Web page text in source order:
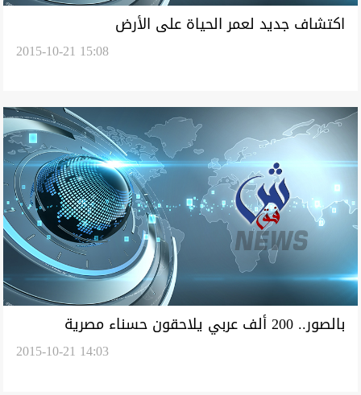
اكتشاف جديد لعمر الحياة على الأرض
2015-10-21 15:08
بالصور.. 200 ألف عربي يلاحقون حسناء مصرية
2015-10-21 14:03